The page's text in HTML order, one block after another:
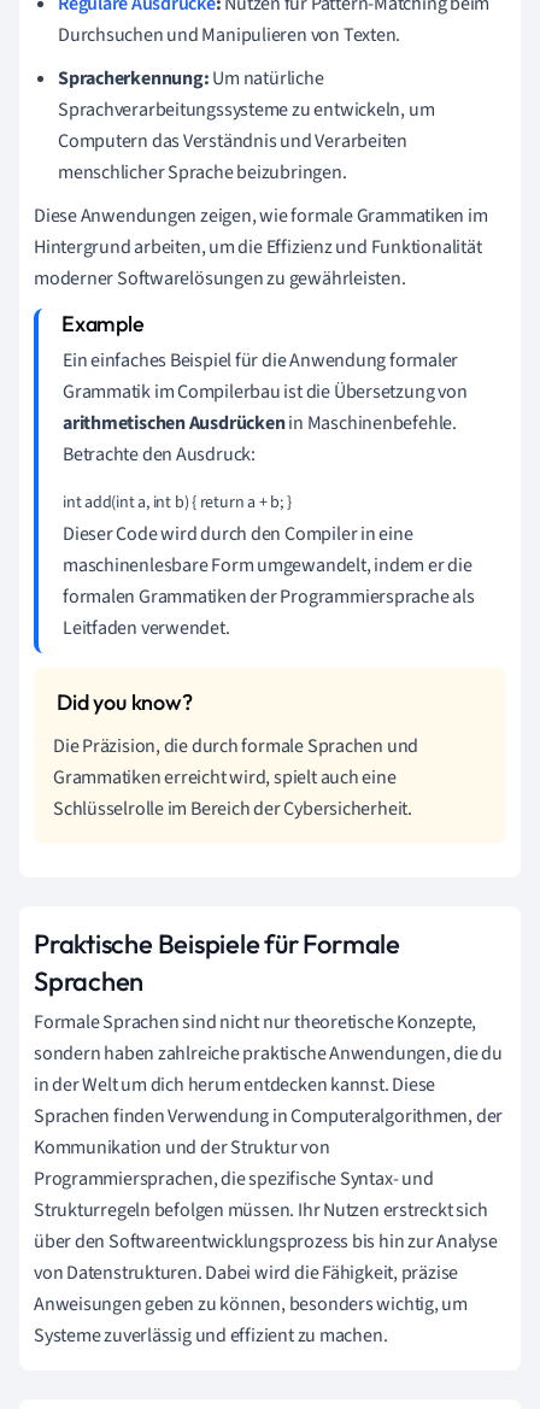
Durchsuchen und Manipulieren von Texten.
Spracherkennung:Um natürliche
Sprachverarbeitungssysteme zu entwickeln, um
Computern das Verständnis und Verarbeiten
menschlicher Sprache beizubringen.
Diese Anwendungen zeigen, wie formale Grammatiken im
Hintergrund arbeiten, um die Effizienz und Funktionalität
moderner Softwarelösungen zu gewährleisten.
Ein einfaches Beispiel für die Anwendung formaler
Grammatik im Compilerbau ist die Übersetzung von
arithmetischen Ausdrückenin Maschinenbefehle.
Betrachte den Ausdruck:
int add(int a, int b) { return a + b; }
Dieser Code wird durch den Compiler in eine
maschinenlesbare Form umgewandelt, indem er die
formalen Grammatiken der Programmiersprache als
Leitfaden verwendet.
Die Präzision, die durch formale Sprachen und
Grammatiken erreicht wird, spielt auch eine
Schlüsselrolle im Bereich der Cybersicherheit.
Praktische Beispiele für Formale
Sprachen
Formale Sprachen sind nicht nur theoretische Konzepte,
sondern haben zahlreiche praktische Anwendungen, die du
in der Welt um dich herum entdecken kannst. Diese
Sprachen finden Verwendung in Computeralgorithmen, der
Kommunikation und der Struktur von
Programmiersprachen, die spezifische Syntax- und
Strukturregeln befolgen müssen. Ihr Nutzen erstreckt sich
über den Softwareentwicklungsprozess bis hin zur Analyse
von Datenstrukturen. Dabei wird die Fähigkeit, präzise
Anweisungen geben zu können, besonders wichtig, um
Systeme zuverlässig und effizient zu machen.